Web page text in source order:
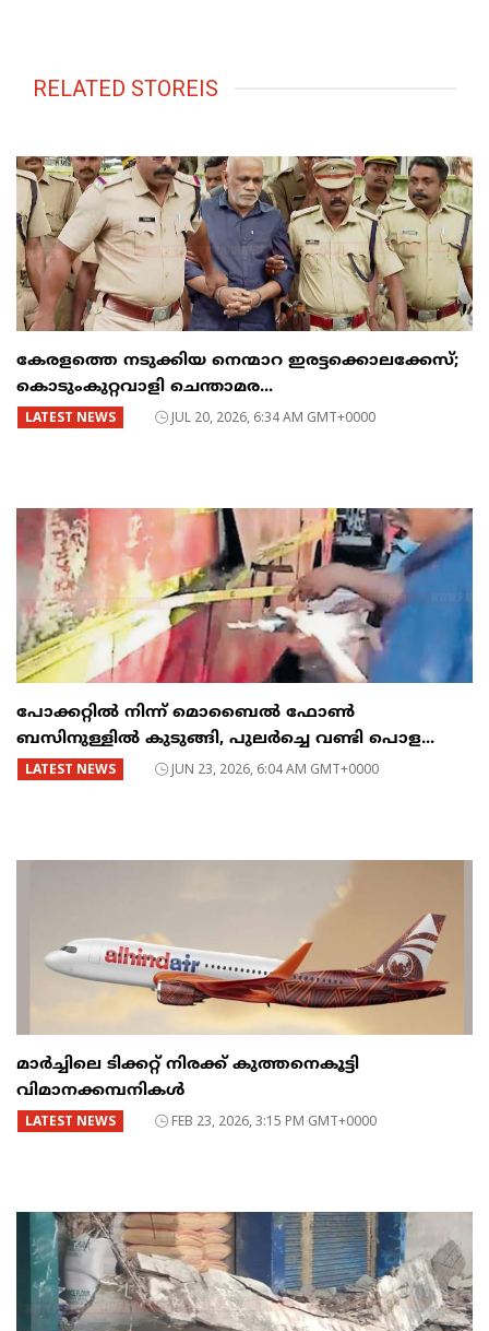
RELATED STOREIS
കേരളത്തെ നടുക്കിയ നെന്മാറ ഇരട്ടക്കൊലക്കേസ്;
കൊടുംകുറ്റവാളി ചെന്താമര...
LATEST NEWS JUL 20, 2026, 6:34 AM GMT+0000
പോക്കറ്റിൽ നിന്ന് മൊബൈൽ ഫോൺ
ബസിനുള്ളിൽ കുടുങ്ങി, പുലർച്ചെ വണ്ടി പൊള...
LATEST NEWS JUN 23, 2026, 6:04 AM GMT+0000
മാർച്ചിലെ ടിക്കറ്റ് നിരക്ക് കുത്തനെകൂട്ടി
വിമാനക്കമ്പനികൾ
LATEST NEWS FEB 23, 2026, 3:15 PM GMT+0000